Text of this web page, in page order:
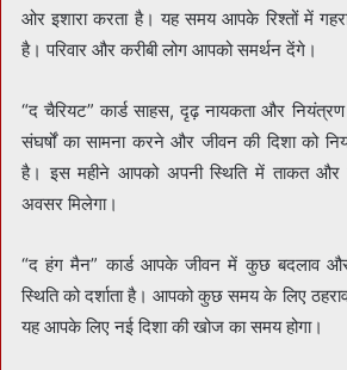
ओर इशारा करता है। यह समय आपके रिश्तों में
है। परिवार और करीबी लोग आपको समर्थन देंगे।
“द चैरियट” कार्ड साहस, दृढ़ नायकता और
संघर्षों का सामना करने और जीवन की दिशा को
है। इस महीने आपको अपनी स्थिति में ताकत और
अवसर मिलेगा।
“द हंग मैन” कार्ड आपके जीवन में कुछ बदलाव और
स्थिति को दर्शाता है। आपको कुछ समय के लिए
यह आपके लिए नई दिशा की खोज का समय होगा।